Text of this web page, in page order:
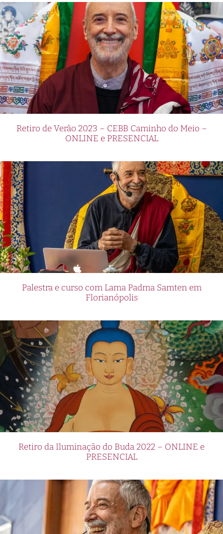
Retiro de Verão 2023 – CEBB Caminho do Meio –
ONLINE e PRESENCIAL
Palestra e curso com Lama Padma Samten em
Florianópolis
Retiro da Iluminação do Buda 2022 – ONLINE e
PRESENCIAL